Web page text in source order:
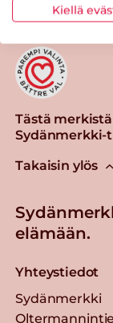
Tästä
Sydänmerkki-
Takaisin ylös
elämään.
Yhteystiedot
Sydänmerkki
Kiellä